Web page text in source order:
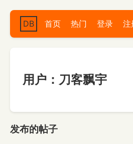
DB 首页 热门 登录 注
用户：刀客飘宇
发布的帖子